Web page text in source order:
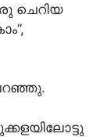
ചെറിയ
പറഞ്ഞു.